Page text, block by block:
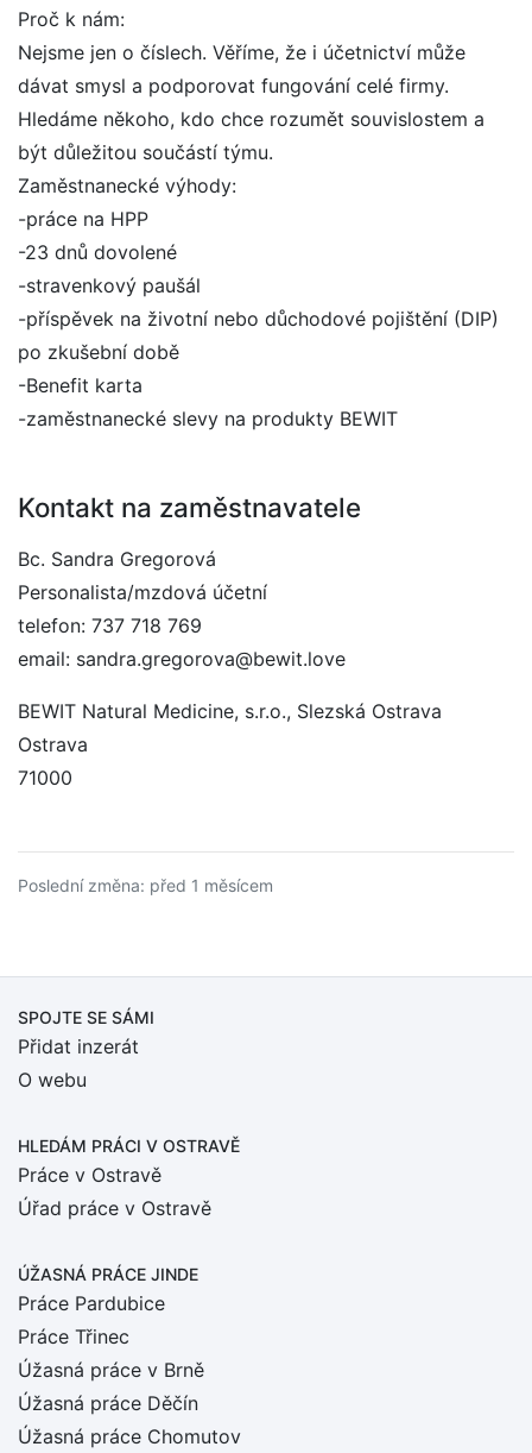
Proč k nám:
Nejsme jen o číslech. Věříme, že i účetnictví může
dávat smysl a podporovat fungování celé firmy.
Hledáme někoho, kdo chce rozumět souvislostem a
být důležitou součástí týmu.
Zaměstnanecké výhody:
-práce na HPP
-23 dnů dovolené
-stravenkový paušál
-příspěvek na životní nebo důchodové pojištění (DIP)
po zkušební době
-Benefit karta
-zaměstnanecké slevy na produkty BEWIT
Kontakt na zaměstnavatele
Bc. Sandra Gregorová
Personalista/mzdová účetní
telefon: 737 718 769
email: sandra.gregorova@bewit.love
BEWIT Natural Medicine, s.r.o., Slezská Ostrava
Ostrava
71000
Poslední změna: před 1 měsícem
SPOJTE SE SÁMI
Přidat inzerát
O webu
HLEDÁM PRÁCI V OSTRAVĚ
Práce v Ostravě
Úřad práce v Ostravě
ÚŽASNÁ PRÁCE JINDE
Práce Pardubice
Práce Třinec
Úžasná práce v Brně
Úžasná práce Děčín
Úžasná práce Chomutov